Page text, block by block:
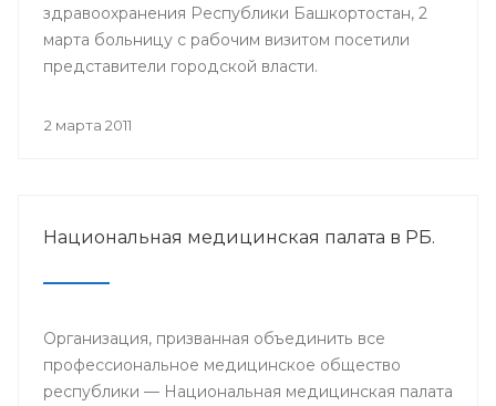
здравоохранения Республики Башкортостан, 2
марта больницу с рабочим визитом посетили
представители городской власти.
2 марта 2011
Национальная медицинская палата в РБ.
Организация, призванная объединить все
профессиональное медицинское общество
республики — Национальная медицинская палата